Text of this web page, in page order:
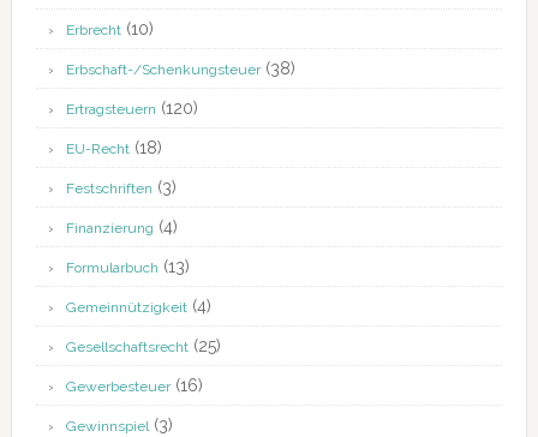
Erbrecht(10)
Erbschaft-/Schenkungsteuer(38)
Ertragsteuern (120)
EU-Recht(18)
Festschriften (3)
Finanzierung (4)
Formularbuch (13)
Gemeinnützigkeit(4)
Gesellschaftsrecht(25)
Gewerbesteuer(16)
Gewinnspiel(3)